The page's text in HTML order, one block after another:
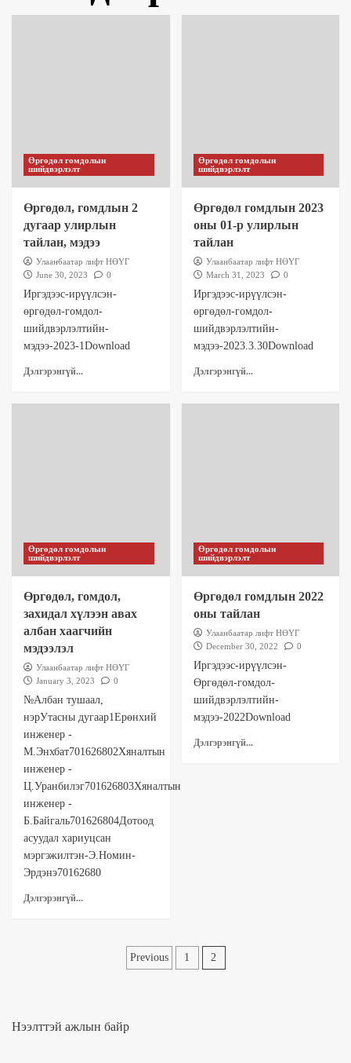
Өргөдөл гомдолын
шийдвэрлэлт
Өргөдөл, гомдлын 2
дугаар улирлын
тайлан, мэдээ
Улаанбаатар лифт НӨҮГ
June 30, 2023
0
Иргэдээс-ирүүлсэн-
өргөдөл-гомдол-
шийдвэрлэлтийн-
мэдээ-2023-1Download
Дэлгэрэнгүй...
Өргөдөл гомдолын
шийдвэрлэлт
Өргөдөл гомдлын 2023
оны 01-р улирлын
тайлан
Улаанбаатар лифт НӨҮГ
March 31, 2023
0
Иргэдээс-ирүүлсэн-
өргөдөл-гомдол-
шийдвэрлэлтийн-
мэдээ-2023.3.30Download
Дэлгэрэнгүй...
Өргөдөл гомдолын
шийдвэрлэлт
Өргөдөл, гомдол,
захидал хүлээн авах
албан хаагчийн
мэдээлэл
Улаанбаатар лифт НӨҮГ
January 3, 2023
0
№Албан тушаал,
нэрУтасны дугаар1Ерөнхий
инженер -
М.Энхбат701626802Хяналтын
инженер -
Ц.Уранбилэг701626803Хяналтын
инженер -
Б.Байгаль701626804Дотоод
асуудал хариуцсан
мэргэжилтэн-Э.Номин-
Эрдэнэ70162680
Дэлгэрэнгүй...
Өргөдөл гомдолын
шийдвэрлэлт
Өргөдөл гомдлын 2022
оны тайлан
Улаанбаатар лифт НӨҮГ
December 30, 2022
0
Иргэдээс-ирүүлсэн-
Өргөдөл-гомдол-
шийдвэрлэлтийн-
мэдээ-2022Download
Дэлгэрэнгүй...
Posts
Previous 1 2
Нээлттэй ажлын байр